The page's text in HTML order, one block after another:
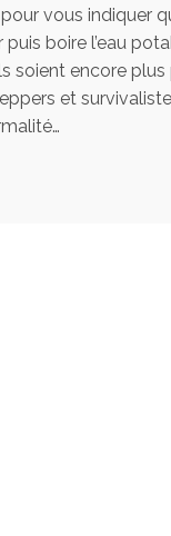
vous indiquer
boire l’eau
soient encore
et